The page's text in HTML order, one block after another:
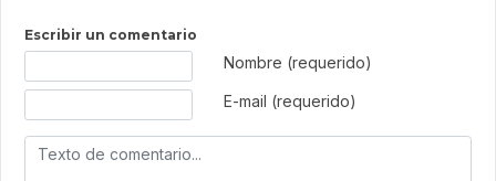
Escribir un comentario
Nombre (requerido)
E-mail (requerido)